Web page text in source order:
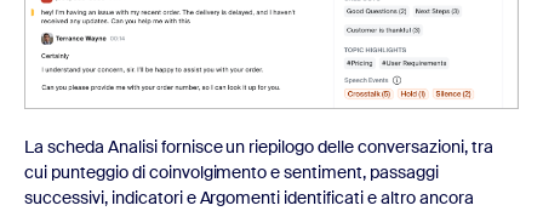
La scheda Analisi fornisce un riepilogo delle conversazioni, tra
cui punteggio di coinvolgimento e sentiment, passaggi
successivi, indicatori e Argomenti identificati e altro ancora